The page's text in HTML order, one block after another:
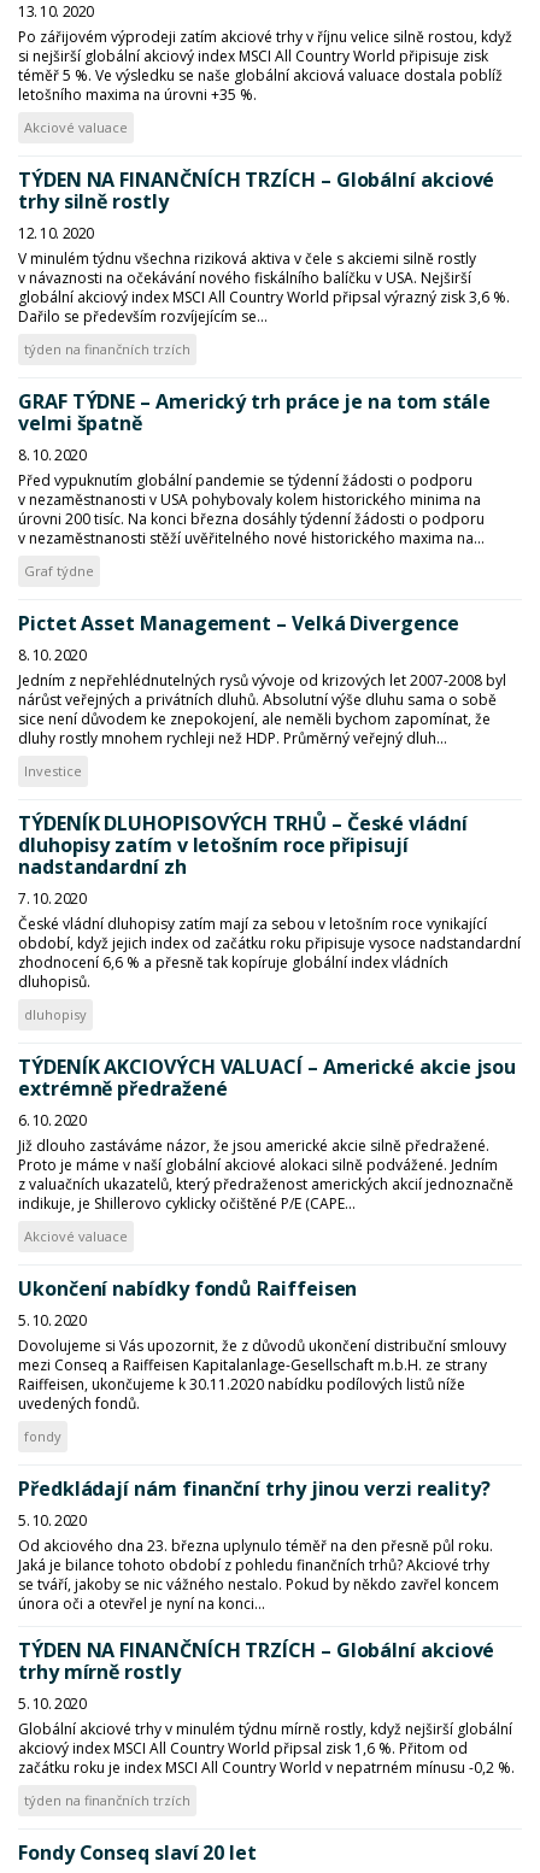
13. 10. 2020
Po zářijovém výprodeji zatím akciové trhy v říjnu velice silně rostou, když
si nejširší globální akciový index MSCI All Country World připisuje zisk
téměř 5 %. Ve výsledku se naše globální akciová valuace dostala poblíž
letošního maxima na úrovni +35 %.
Akciové valuace
TÝDEN NA FINANČNÍCH TRZÍCH – Globální akciové
trhy silně rostly
12. 10. 2020
V minulém týdnu všechna riziková aktiva v čele s akciemi silně rostly
v návaznosti na očekávání nového fiskálního balíčku v USA. Nejširší
globální akciový index MSCI All Country World připsal výrazný zisk 3,6 %.
Dařilo se především rozvíjejícím se...
týden na finančních trzích
GRAF TÝDNE – Americký trh práce je na tom stále
velmi špatně
8. 10. 2020
Před vypuknutím globální pandemie se týdenní žádosti o podporu
v nezaměstnanosti v USA pohybovaly kolem historického minima na
úrovni 200 tisíc. Na konci března dosáhly týdenní žádosti o podporu
v nezaměstnanosti stěží uvěřitelného nové historického maxima na...
Graf týdne
Pictet Asset Management – Velká Divergence
8. 10. 2020
Jedním z nepřehlédnutelných rysů vývoje od krizových let 2007-2008 byl
nárůst veřejných a privátních dluhů. Absolutní výše dluhu sama o sobě
sice není důvodem ke znepokojení, ale neměli bychom zapomínat, že
dluhy rostly mnohem rychleji než HDP. Průměrný veřejný dluh...
Investice
TÝDENÍK DLUHOPISOVÝCH TRHŮ – České vládní
dluhopisy zatím v letošním roce připisují
nadstandardní zh
7. 10. 2020
České vládní dluhopisy zatím mají za sebou v letošním roce vynikající
období, když jejich index od začátku roku připisuje vysoce nadstandardní
zhodnocení 6,6 % a přesně tak kopíruje globální index vládních
dluhopisů.
dluhopisy
TÝDENÍK AKCIOVÝCH VALUACÍ – Americké akcie jsou
extrémně předražené
6. 10. 2020
Již dlouho zastáváme názor, že jsou americké akcie silně předražené.
Proto je máme v naší globální akciové alokaci silně podvážené. Jedním
z valuačních ukazatelů, který předraženost amerických akcií jednoznačně
indikuje, je Shillerovo cyklicky očištěné P/E (CAPE...
Akciové valuace
Ukončení nabídky fondů Raiffeisen
5. 10. 2020
Dovolujeme si Vás upozornit, že z důvodů ukončení distribuční smlouvy
mezi Conseq a Raiffeisen Kapitalanlage-Gesellschaft m.b.H. ze strany
Raiffeisen, ukončujeme k 30.11.2020 nabídku podílových listů níže
uvedených fondů.
fondy
Předkládají nám finanční trhy jinou verzi reality?
5. 10. 2020
Od akciového dna 23. března uplynulo téměř na den přesně půl roku.
Jaká je bilance tohoto období z pohledu finančních trhů? Akciové trhy
se tváří, jakoby se nic vážného nestalo. Pokud by někdo zavřel koncem
února oči a otevřel je nyní na konci...
TÝDEN NA FINANČNÍCH TRZÍCH – Globální akciové
trhy mírně rostly
5. 10. 2020
Globální akciové trhy v minulém týdnu mírně rostly, když nejširší globální
akciový index MSCI All Country World připsal zisk 1,6 %. Přitom od
začátku roku je index MSCI All Country World v nepatrném mínusu -0,2 %.
týden na finančních trzích
Fondy Conseq slaví 20 let